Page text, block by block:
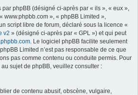
par phpBB (désigné ci-après par « ils », « eux »,
www.phpbb.com », « phpBB Limited »,
script libre de forum, déclaré sous la licence «
v2 » (désigné ci-après par « GPL ») et qui peut
. Le logiciel phpBB facilite seulement
Limited n’est pas responsable de ce que
pas comme contenu ou conduite permis. Pour
sujet de phpBB, veuillez consulter :
de contenu abusif, obscène, vulgaire,